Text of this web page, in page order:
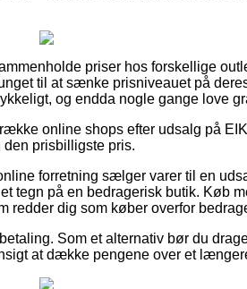
priser hos forskellige
til at sænke prisniveauet på
og endda nogle gange love
online shops efter udsalg på
den prisbilligste pris.
forretning sælger varer til en
tegn på en bedragerisk butik. Køb
dig som køber overfor
Som et alternativ bør du
at dække pengene over et